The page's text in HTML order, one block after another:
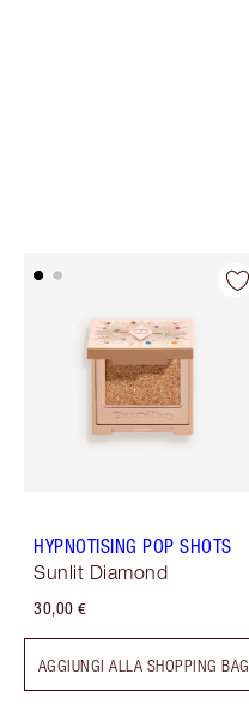
HYPNOTISING POP SHOTS
Sunlit Diamond
30,00 €
AGGIUNGI ALLA SHOPPING BAG